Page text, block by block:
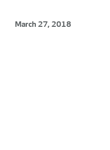
March 27, 2018